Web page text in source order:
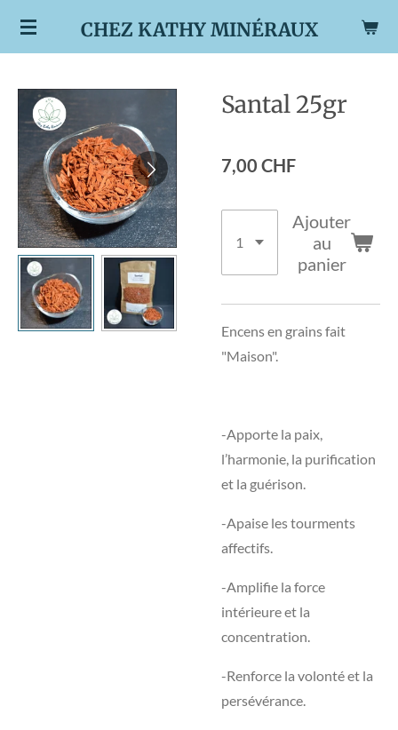
Passer
principal
CHEZ KATHY MINÉRAUX
Santal 25gr
7,00 CHF
Ajouter
au
panier
Encens en grains fait
"Maison".
-Apporte la paix,
l’harmonie, la purification
et la guérison.
-Apaise les tourments
affectifs.
-Amplifie la force
intérieure et la
concentration.
-Renforce la volonté et la
persévérance.